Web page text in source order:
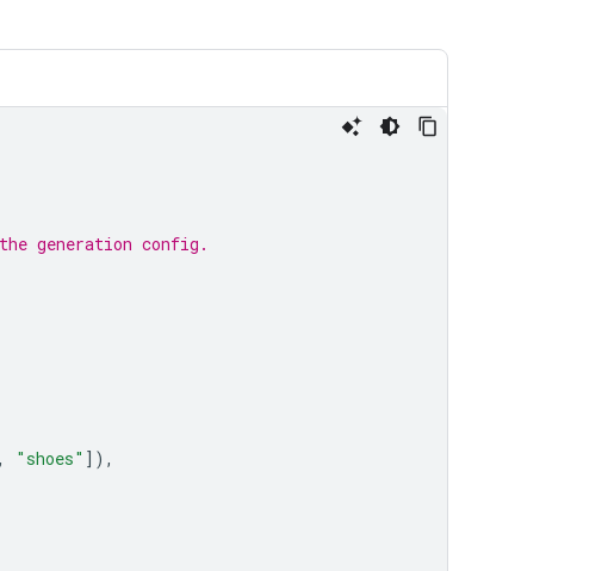
generation config.
, "shoes" ]),